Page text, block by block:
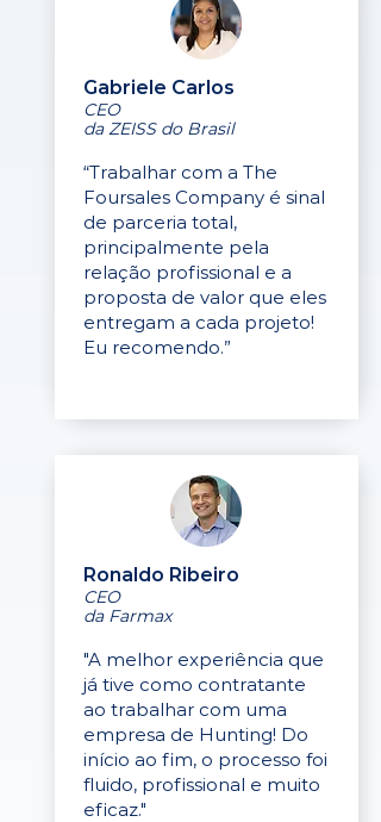
Gabriele Carlos
CEO
da ZEISS do Brasil
“Trabalhar com a The
Foursales Company é sinal
de parceria total,
principalmente pela
relação profissional e a
proposta de valor que eles
entregam a cada projeto!
Eu recomendo.”
Ronaldo Ribeiro
CEO
da Farmax
"A melhor experiência que
já tive como contratante
ao trabalhar com uma
empresa de Hunting! Do
início ao fim, o processo foi
fluido, profissional e muito
eficaz."